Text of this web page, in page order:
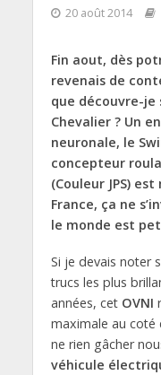
20 août 2014
Fin aout, dès
revenais de
que découvre-je
Chevalier ? Un
neuronale, le
concepteur
(Couleur JPS)
France, ça ne
le monde est
Si je devais noter
trucs les plus
années, cet OVNI
maximale au coté
ne rien gâcher
véhicule